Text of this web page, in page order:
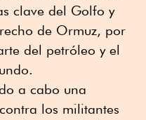
clave del Golfo y
de Ormuz, por
del petróleo y el
a cabo una
los militantes